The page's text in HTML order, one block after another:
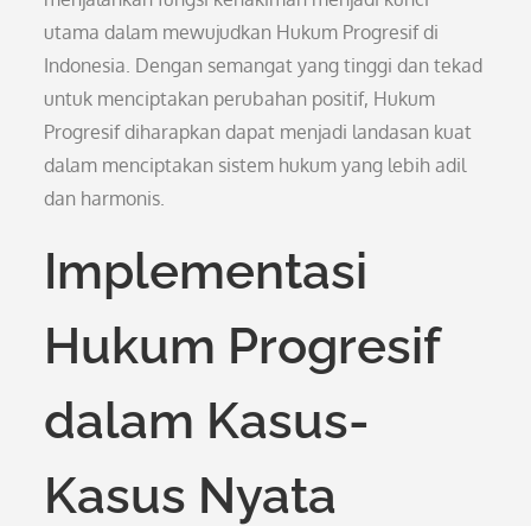
utama dalam mewujudkan Hukum Progresif di
Indonesia. Dengan semangat yang tinggi dan tekad
untuk menciptakan perubahan positif, Hukum
Progresif diharapkan dapat menjadi landasan kuat
dalam menciptakan sistem hukum yang lebih adil
dan harmonis.
Implementasi
Hukum Progresif
dalam Kasus-
Kasus Nyata